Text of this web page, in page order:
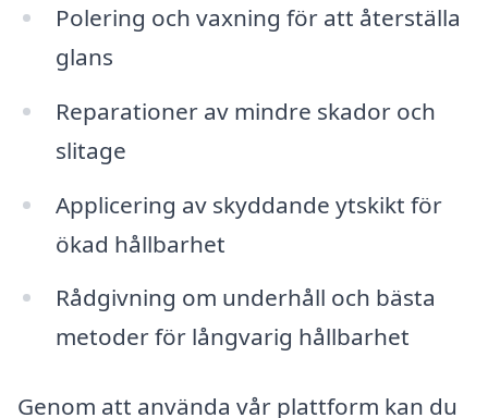
Polering och vaxning för att återställa
glans
Reparationer av mindre skador och
slitage
Applicering av skyddande ytskikt för
ökad hållbarhet
Rådgivning om underhåll och bästa
metoder för långvarig hållbarhet
Genom att använda vår plattform kan du